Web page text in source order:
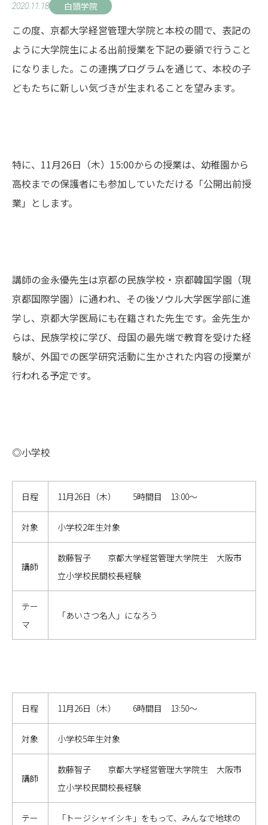
2020.11.18 白頭学院
この度、京都大学経営管理大学院と本校の間で、表記の
ように大学院生による出前授業を下記の要領で行うこと
になりました。この連携プログラムを通じて、本校の子
どもたちに新しい気づきが生まれることを望みます。
特に、11月26日（木）15:00からの授業は、幼稚園から
高校までの保護者にも参加していただける「公開出前授
業」とします。
講師の金永優先生は京都の民族学校・京都韓国学園（現
京都国際学園）に通われ、その後ソウル大学医学部に進
学し、京都大学医局にも在籍された先生です。金先生か
らは、民族学校に学び、母国の最先端で教育を受けた経
験が、外国での医学研究活動に生かされた内容の授業が
行われる予定です。
◎小学校
日程 11月26日（木） 5時間目 13:00～
対象 小学校2年生対象
講師
数藤智子 京都大学経営管理大学院生 大阪市
立小学校民間校長経験
テー
マ
「あいさつ名人」になろう
日程 11月26日（木） 6時間目 13:50～
対象 小学校5年生対象
講師
数藤智子 京都大学経営管理大学院生 大阪市
立小学校民間校長経験
テー 「トージシャイシキ」をもって、みんなで地球の